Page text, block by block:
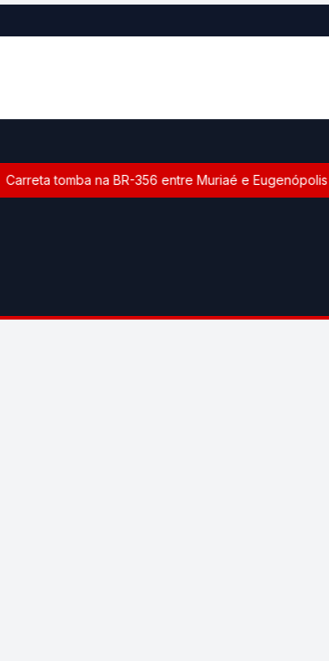
Carreta tomba na BR-356 entre Muriaé e Eugenópolis